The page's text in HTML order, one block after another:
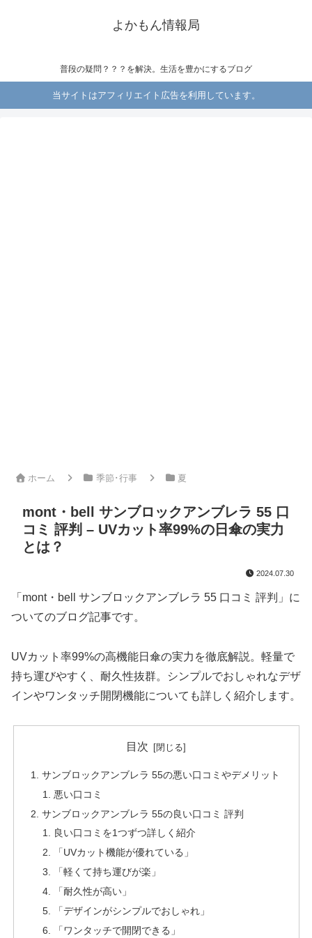
よかもん情報局
普段の疑問？？？を解決。生活を豊かにするブログ
当サイトはアフィリエイト広告を利用しています。
ホーム 季節･行事 夏
mont・bell サンブロックアンブレラ 55 口
コミ 評判 – UVカット率99%の日傘の実力
とは？
2024.07.30
「mont・bell サンブロックアンブレラ 55 口コミ 評判」に
ついてのブログ記事です。
UVカット率99%の高機能日傘の実力を徹底解説。軽量で
持ち運びやすく、耐久性抜群。シンプルでおしゃれなデザ
インやワンタッチ開閉機能についても詳しく紹介します。
目次
サンブロックアンブレラ 55の悪い口コミやデメリット
悪い口コミ
サンブロックアンブレラ 55の良い口コミ 評判
良い口コミを1つずつ詳しく紹介
「UVカット機能が優れている」
「軽くて持ち運びが楽」
「耐久性が高い」
「デザインがシンプルでおしゃれ」
「ワンタッチで開閉できる」